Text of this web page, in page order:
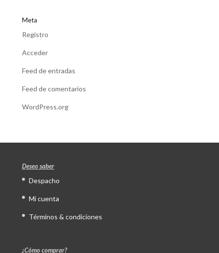
Meta
Registro
Acceder
Feed de entradas
Feed de comentarios
WordPress.org
Deseo saber
Despacho
Mi cuenta
Términos & condiciones
¿Cómo comprar?